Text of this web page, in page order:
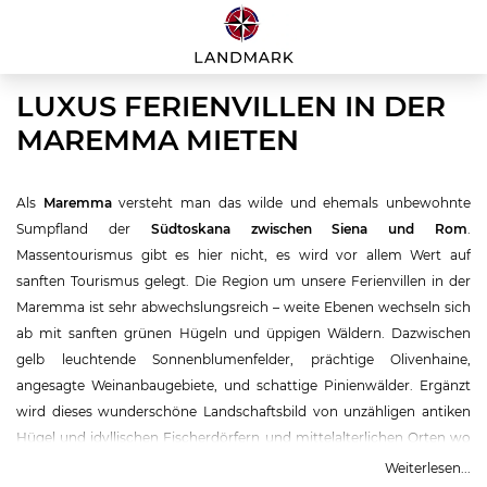
LUXUS FERIENVILLEN IN DER
MAREMMA MIETEN
Als Maremmaversteht man das wilde und ehemals unbewohnte
Sumpfland der Südtoskana zwischen Siena und Rom.
Massentourismus gibt es hier nicht, es wird vor allem Wert auf
sanften Tourismus gelegt. Die Region um unsere Ferienvillen in der
Maremma ist sehr abwechslungsreich – weite Ebenen wechseln sich
ab mit sanften grünen Hügeln und üppigen Wäldern. Dazwischen
gelb leuchtende Sonnenblumenfelder, prächtige Olivenhaine,
angesagte Weinanbaugebiete, und schattige Pinienwälder. Ergänzt
wird dieses wunderschöne Landschaftsbild von unzähligen antiken
Hügel und idyllischen Fischerdörfern und mittelalterlichen Orten wo
die Zeit stillzustehen scheint. Vor allem das Wilde und Ursprüngliche
Weiterlesen...